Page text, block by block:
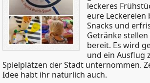
leckeres
eure Leckereien
Snacks und
Getränke
bereit. Es wird
und ein Ausflug
Spielplätzen der Stadt unternommen.
Idee habt ihr natürlich auch.